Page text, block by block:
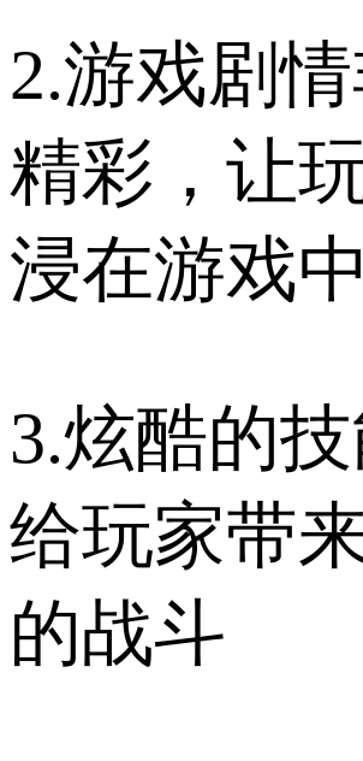
2.游戏剧
精彩，让
浸在游戏中
3.炫酷的技
给玩家带
的战斗